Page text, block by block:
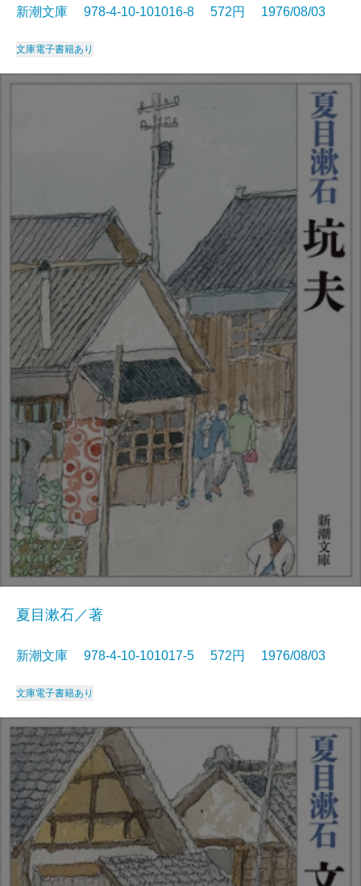
新潮文庫 978-4-10-101016-8 572円 1976/08/03
文庫電子書籍あり
夏目漱石／著
新潮文庫 978-4-10-101017-5 572円 1976/08/03
文庫電子書籍あり